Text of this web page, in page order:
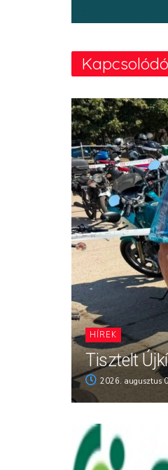
Kapcsolódó
HÍREK
Tisztelt
2026. augusztus